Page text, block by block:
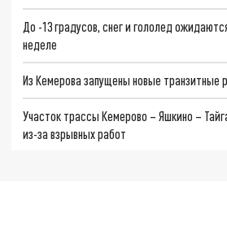
До -13 градусов, снег и гололед
неделе
Из Кемерова запущены новые транзитные
Участок трассы Кемерово – Яшкино –
из-за взрывных работ